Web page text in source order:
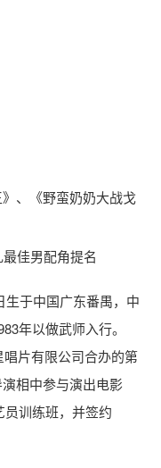
、《野蛮奶奶大战戈
佳男配角提名
生于中国广东番禺，中
年以做武师入行。
片有限公司合办的第
相中参与演出电影
员训练班，并签约